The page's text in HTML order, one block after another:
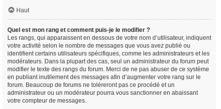
Haut
Quel est mon rang et comment puis-je le modifier ?
Les rangs, qui apparaissent en dessous de votre nom d’utilisateur, indiquent
votre activité selon le nombre de messages que vous avez publié ou
identifient certains utilisateurs spécifiques, comme les administrateurs et les
modérateurs. Dans la plupart des cas, seul un administrateur du forum peut
modifier le texte des rangs du forum. Merci de ne pas abuser de ce système
en publiant inutilement des messages afin d’augmenter votre rang sur le
forum. Beaucoup de forums ne toléreront pas ce procédé et un
administrateur ou un modérateur pourra vous sanctionner en abaissant
votre compteur de messages.